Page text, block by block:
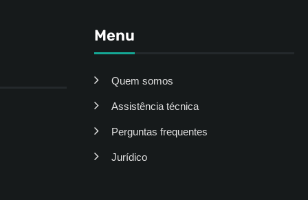
Menu
Quem somos
Assistência técnica
Perguntas frequentes
Jurídico